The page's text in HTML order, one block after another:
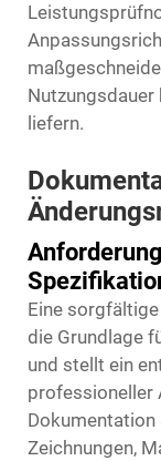
Nutzungsdauer
liefern.
Eine
die Grundlage
und stellt ein
professioneller
Zeichnungen,